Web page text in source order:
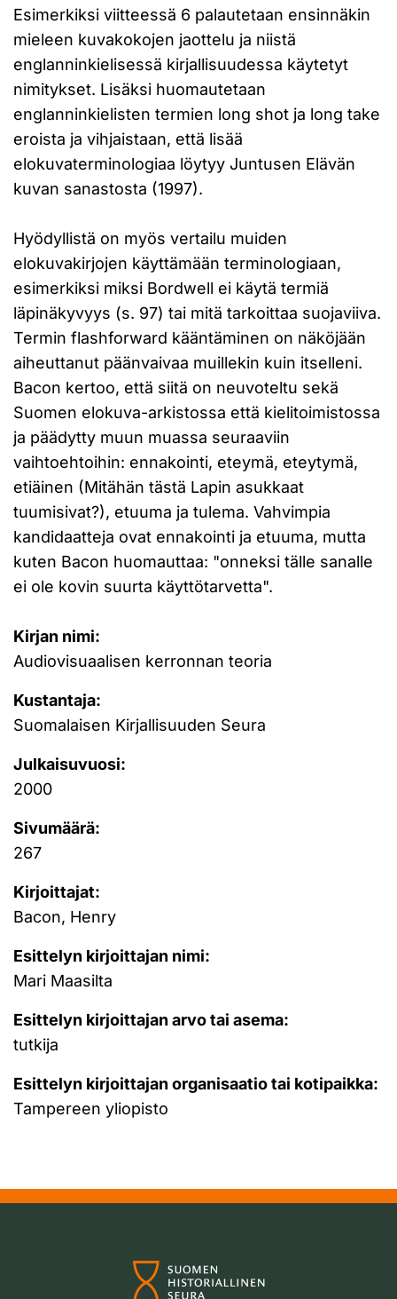
Esimerkiksi viitteessä 6 palautetaan ensinnäkin
mieleen kuvakokojen jaottelu ja niistä
englanninkielisessä kirjallisuudessa käytetyt
nimitykset. Lisäksi huomautetaan
englanninkielisten termien long shot ja long take
eroista ja vihjaistaan, että lisää
elokuvaterminologiaa löytyy Juntusen Elävän
kuvan sanastosta (1997).
Hyödyllistä on myös vertailu muiden
elokuvakirjojen käyttämään terminologiaan,
esimerkiksi miksi Bordwell ei käytä termiä
läpinäkyvyys (s. 97) tai mitä tarkoittaa suojaviiva.
Termin flashforward kääntäminen on näköjään
aiheuttanut päänvaivaa muillekin kuin itselleni.
Bacon kertoo, että siitä on neuvoteltu sekä
Suomen elokuva-arkistossa että kielitoimistossa
ja päädytty muun muassa seuraaviin
vaihtoehtoihin: ennakointi, eteymä, eteytymä,
etiäinen (Mitähän tästä Lapin asukkaat
tuumisivat?), etuuma ja tulema. Vahvimpia
kandidaatteja ovat ennakointi ja etuuma, mutta
kuten Bacon huomauttaa: "onneksi tälle sanalle
ei ole kovin suurta käyttötarvetta".
Kirjan nimi:
Audiovisuaalisen kerronnan teoria
Kustantaja:
Suomalaisen Kirjallisuuden Seura
Julkaisuvuosi:
2000
Sivumäärä:
267
Kirjoittajat:
Bacon, Henry
Esittelyn kirjoittajan nimi:
Mari Maasilta
Esittelyn kirjoittajan arvo tai asema:
tutkija
Esittelyn kirjoittajan organisaatio tai kotipaikka:
Tampereen yliopisto